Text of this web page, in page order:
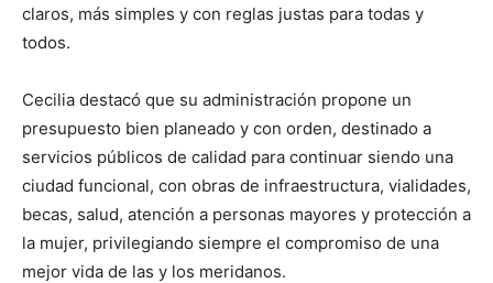
claros, más simples y con reglas justas para todas y
todos.
Cecilia destacó que su administración propone un
presupuesto bien planeado y con orden, destinado a
servicios públicos de calidad para continuar siendo una
ciudad funcional, con obras de infraestructura, vialidades,
becas, salud, atención a personas mayores y protección a
la mujer, privilegiando siempre el compromiso de una
mejor vida de las y los meridanos.